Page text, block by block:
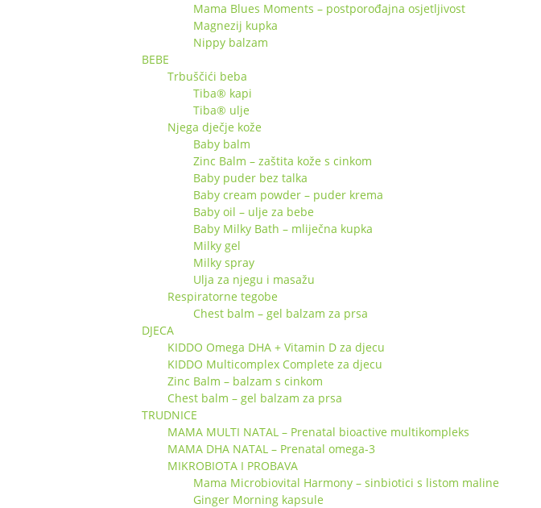
Mama Blues Moments – postporođajna osjetljivost
Magnezij kupka
Nippy balzam
BEBE
Trbuščići beba
Tiba® kapi
Tiba® ulje
Njega dječje kože
Baby balm
Zinc Balm – zaštita kože s cinkom
Baby puder bez talka
Baby cream powder – puder krema
Baby oil – ulje za bebe
Baby Milky Bath – mliječna kupka
Milky gel
Milky spray
Ulja za njegu i masažu
Respiratorne tegobe
Chest balm – gel balzam za prsa
DJECA
KIDDO Omega DHA + Vitamin D za djecu
KIDDO Multicomplex Complete za djecu
Zinc Balm – balzam s cinkom
Chest balm – gel balzam za prsa
TRUDNICE
MAMA MULTI NATAL – Prenatal bioactive multikompleks
MAMA DHA NATAL – Prenatal omega-3
MIKROBIOTA I PROBAVA
Mama Microbiovital Harmony – sinbiotici s listom maline
Ginger Morning kapsule